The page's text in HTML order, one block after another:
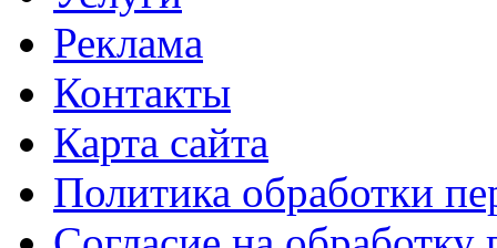
Реклама
Контакты
Карта сайта
Политика обработки